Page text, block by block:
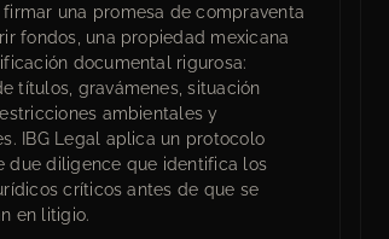
una promesa de compraventa
fondos, una propiedad mexicana
documental rigurosa:
títulos, gravámenes, situación
ambientales y
IBG Legal aplica un protocolo
due diligence que identifica los
críticos antes de que se
en litigio.